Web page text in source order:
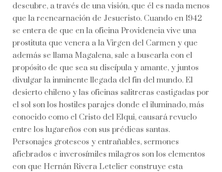
descubre, a través de una visión, que él es nada menos
que la reencarnación de Jesucristo. Cuando en 1942
se entera de que en la oficina Providencia vive una
prostituta que venera a la Virgen del Carmen y que
además se llama Magalena, sale a buscarla con el
propósito de que sea su discípula y amante, y juntos
divulgar la inminente llegada del fin del mundo. El
desierto chileno y las oficinas salitreras castigadas por
el sol son los hostiles parajes donde el iluminado, más
conocido como el Cristo del Elqui, causará revuelo
entre los lugareños con sus prédicas santas.
Personajes grotescos y entrañables, sermones
afiebrados e inverosímiles milagros son los elementos
con que Hernán Rivera Letelier construye esta